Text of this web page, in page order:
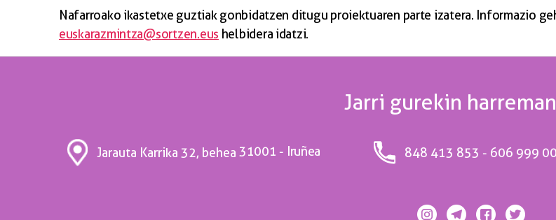
Nafarroako ikastetxe guztiak gonbidatzen ditugu proiektuaren parte izatera. Informazio
euskarazmintza@sortzen.eus helbidera idatzi.
Jarri gurekin
Jarauta Karrika 32, behea 31001 - Iruñea 848 413 853 - 606 999